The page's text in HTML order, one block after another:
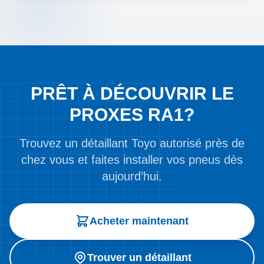
PRÊT À DÉCOUVRIR LE
PROXES RA1?
Trouvez un détaillant Toyo autorisé près de
chez vous et faites installer vos pneus dès
aujourd’hui.
Acheter maintenant
Trouver un détaillant